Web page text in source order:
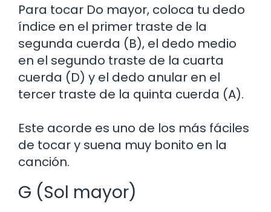
Para tocar Do mayor, coloca tu dedo
índice en el primer traste de la
segunda cuerda (B), el dedo medio
en el segundo traste de la cuarta
cuerda (D) y el dedo anular en el
tercer traste de la quinta cuerda (A).
Este acorde es uno de los más fáciles
de tocar y suena muy bonito en la
canción.
G (Sol mayor)